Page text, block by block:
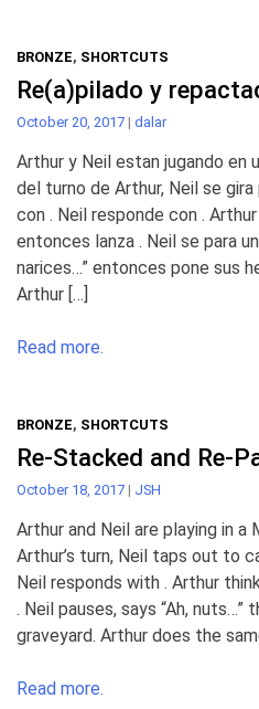
BRONZE, SHORTCUTS
Re(a)pilado y
October 20, 2017 | dalar
Arthur y Neil estan jugando en
del turno de Arthur, Neil se
con . Neil responde con .
entonces lanza . Neil se para
narices…” entonces pone sus
Arthur […]
Read more.
BRONZE, SHORTCUTS
Re-Stacked and Re-
October 18, 2017 | JSH
Arthur and Neil are playing in
Arthur’s turn, Neil taps out to
Neil responds with . Arthur
. Neil pauses, says “Ah, nuts…”
graveyard. Arthur does the
Read more.